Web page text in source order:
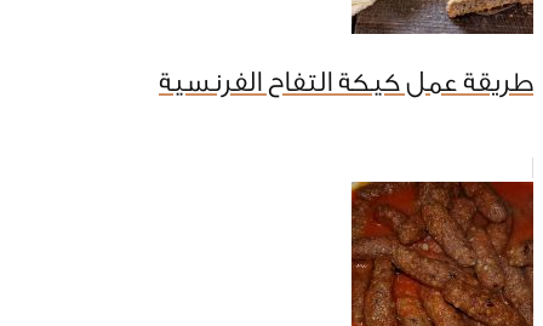
طريقة عمل كيكة التفاح الفرنسية